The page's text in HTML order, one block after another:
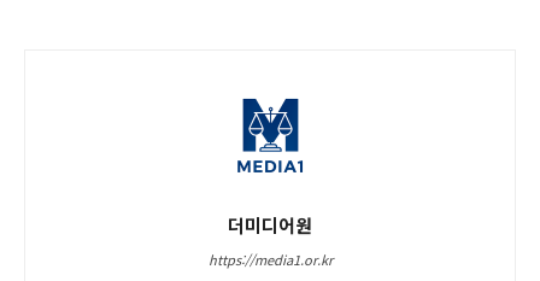
더미디어원
https://media1.or.kr